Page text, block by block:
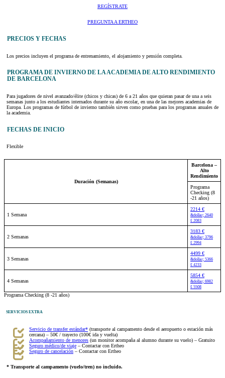
REGÍSTRATE
PREGUNTA A ERTHEO
PRECIOS Y FECHAS
Los precios incluyen el programa de entrenamiento, el alojamiento y pensión completa.
PROGRAMA DE INVIERNO DE LA ACADEMIA DE ALTO RENDIMIENTO
DE BARCELONA
Para jugadores de nivel avanzado/élite (chicos y chicas) de 6 a 21 años que quieran pasar de una a seis
semanas junto a los estudiantes internados durante su año escolar, en una de las mejores academias de
Europa. Los programas de fútbol de invierno también sirven como pruebas para los programas anuales de
la academia.
FECHAS DE INICIO
Flexible
Duración (Semanas)
Barcelona –
Alto
Rendimiento
Programa
Checking (8
-21 años)
1 Semana
2214 €
&dollar; 2640
£ 2083
2 Semanas
3183 €
&dollar; 3796
£ 2994
3 Semanas
4499 €
&dollar; 5366
£ 4233
4 Semanas
5854 €
&dollar; 6982
£ 5508
Programa Checking (8 -21 años)
SERVICIOS EXTRA
Servicio de transfer estándar* (transporte al campamento desde el aeropuerto o estación más
cercana) – 50€ / trayecto (100€ ida y vuelta)
Acompañamiento de menores (un monitor acompaña al alumno durante su vuelo) – Gratuito
Seguro médico/de viaje – Contactar con Ertheo
Seguro de cancelación – Contactar con Ertheo
* Transporte al campamento (vuelo/tren) no incluido.